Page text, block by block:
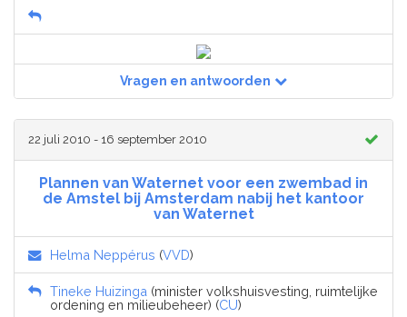
Vragen en antwoorden
22 juli 2010 - 16 september 2010
Plannen van Waternet voor een zwembad in
de Amstel bij Amsterdam nabij het kantoor
van Waternet
Helma Neppérus (VVD)
Tineke Huizinga (minister volkshuisvesting, ruimtelijke
ordening en milieubeheer) (CU)